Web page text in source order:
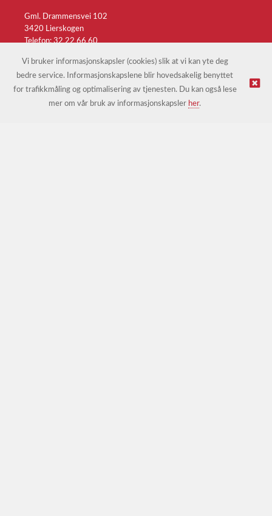
Gml. Drammensvei 102
3420 Lierskogen
Telefon: 32 22 66 60
© Braco AS |Design&implementasjon av Kréatif
Vi bruker informasjonskapsler (cookies) slik at vi kan yte deg
bedre service. Informasjonskapslene blir hovedsakelig benyttet
for trafikkmåling og optimalisering av tjenesten. Du kan også lese
mer om vår bruk av informasjonskapsler her.